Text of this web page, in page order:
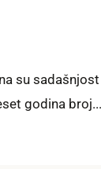
su
godina broj...